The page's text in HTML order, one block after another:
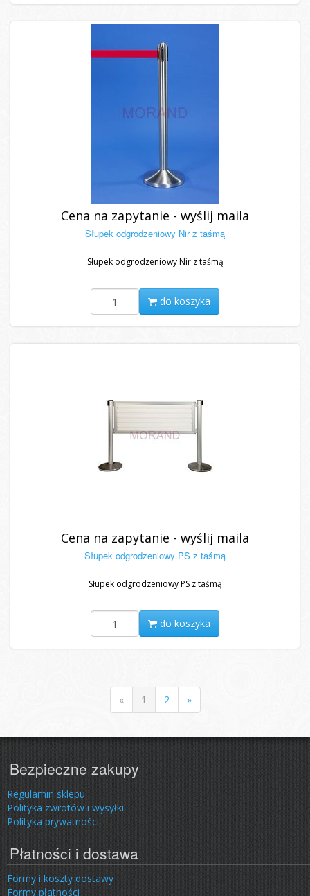
Cena na zapytanie - wyślij maila
Słupek odgrodzeniowy Nir z taśmą
Słupek odgrodzeniowy Nir z taśmą
do koszyka
Cena na zapytanie - wyślij maila
Słupek odgrodzeniowy PS z taśmą
Słupek odgrodzeniowy PS z taśmą
do koszyka
« 1 2 »
Bezpieczne zakupy
Regulamin sklepu
Polityka zwrotów i wysyłki
Polityka prywatności
Płatności i dostawa
Formy i koszty dostawy
Formy płatności